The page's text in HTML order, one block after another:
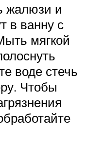
жалюзи и
в ванну с
мягкой
воде стечь
Чтобы